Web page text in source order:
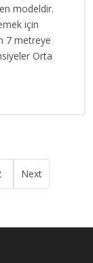
modeldir.
için
7 metreye
Orta
Next